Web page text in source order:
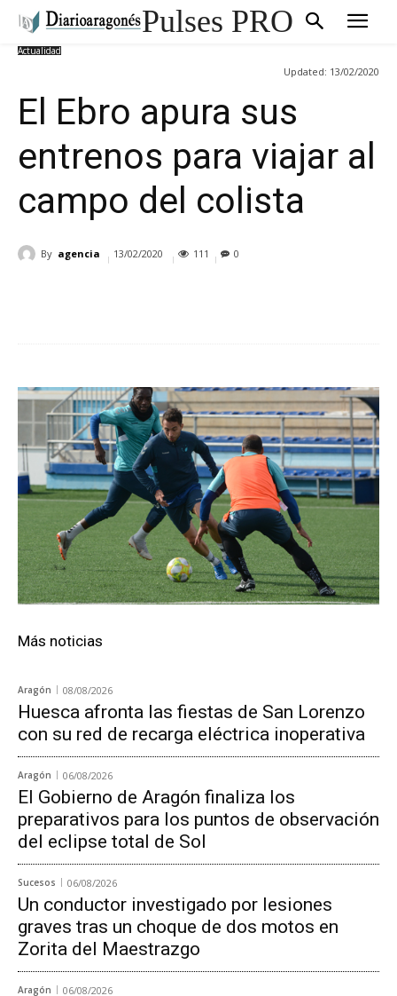
Pulses PRO
Actualidad
Updated: 13/02/2020
El Ebro apura sus
entrenos para viajar al
campo del colista
By agencia 13/02/2020 111 0
Más noticias
Aragón 08/08/2026
Huesca afronta las fiestas de San Lorenzo
con su red de recarga eléctrica inoperativa
Aragón 06/08/2026
El Gobierno de Aragón finaliza los
preparativos para los puntos de observación
del eclipse total de Sol
Sucesos 06/08/2026
Un conductor investigado por lesiones
graves tras un choque de dos motos en
Zorita del Maestrazgo
Aragón 06/08/2026